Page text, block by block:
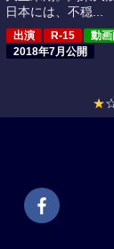
日本には、不穏...
出演 R-15
動
2018年7月公開
★